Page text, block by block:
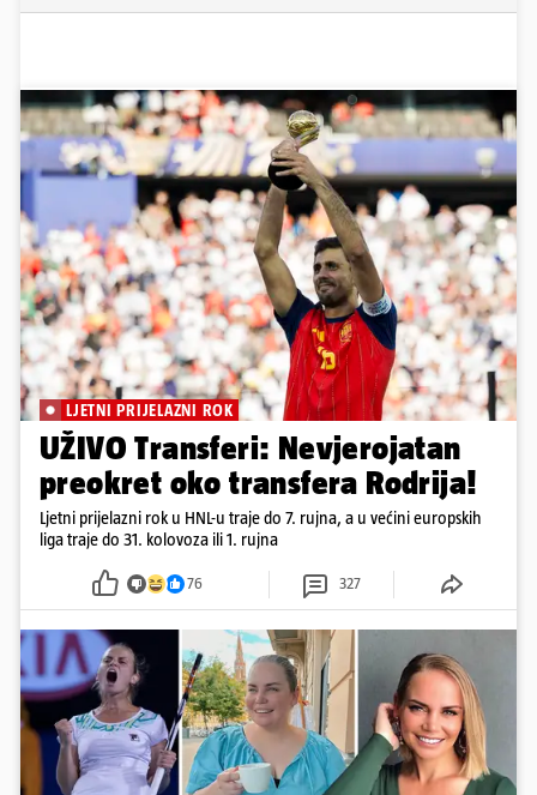
LJETNI PRIJELAZNI ROK
UŽIVO Transferi: Nevjerojatan
preokret oko transfera Rodrija!
Ljetni prijelazni rok u HNL-u traje do 7. rujna, a u većini europskih
liga traje do 31. kolovoza ili 1. rujna
76 327